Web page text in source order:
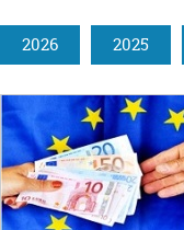
2026 2025